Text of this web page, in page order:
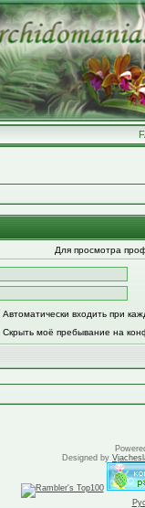
Для просмотра
Автоматически входить при
Скрыть моё пребывание на
Designed by